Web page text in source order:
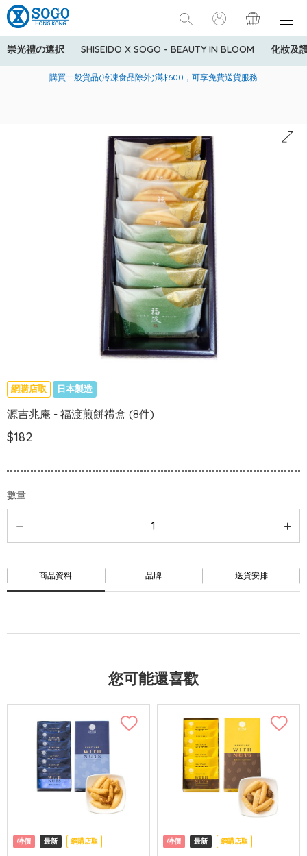
崇光禮の選択 SHISEIDO X SOGO - BEAUTY IN BLOOM 化妝及
美國運通Explorer®信用卡會員購物禮遇：高達5%簽賬回贈！
購買一般貨品(冷凍食品除外)滿$600，可享免費送貨服務
寄送中國內地服務只適用於指定商品，若訂單金額少於HK$600(折
網購店取 日本製造
源吉兆庵 - 福渡煎餅禮盒 (8件)
$182
數量
商品資料 品牌 送貨安排
您可能還喜歡
特價 最新 網購店取 特價 最新 網購店取